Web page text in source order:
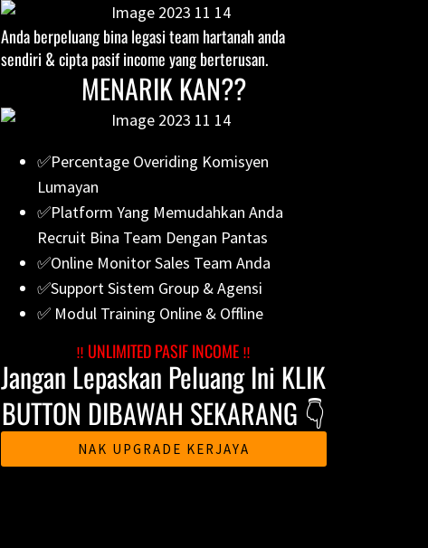
Anda berpeluang bina legasi team hartanah anda
sendiri & cipta pasif income yang berterusan.
MENARIK KAN??
✅Percentage Overiding Komisyen
Lumayan
✅Platform Yang Memudahkan Anda
Recruit Bina Team Dengan Pantas
✅Online Monitor Sales Team Anda
✅Support Sistem Group & Agensi
✅ Modul Training Online & Offline
‼️ UNLIMITED PASIF INCOME ‼️
Jangan Lepaskan Peluang Ini KLIK
BUTTON DIBAWAH SEKARANG 👇
NAK UPGRADE KERJAYA